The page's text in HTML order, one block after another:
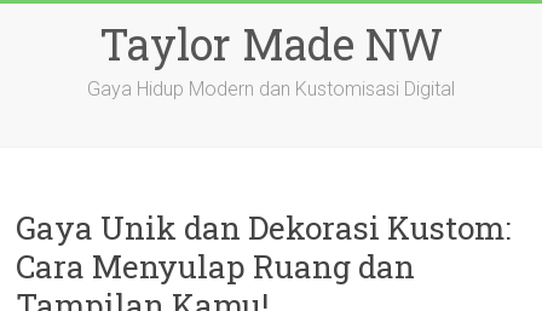
Taylor Made NW
Gaya Hidup Modern dan Kustomisasi Digital
Gaya Unik dan Dekorasi Kustom:
Cara Menyulap Ruang dan